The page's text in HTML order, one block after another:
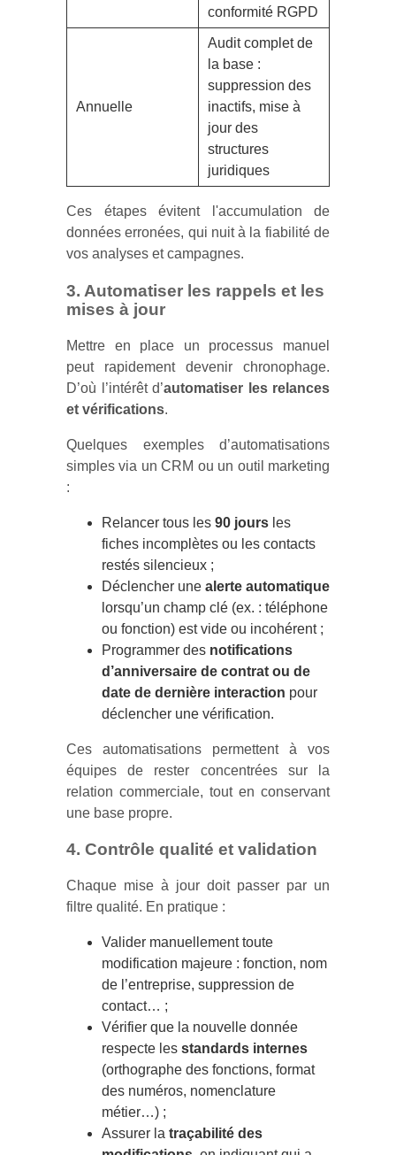
conformité RGPD
Annuelle
Audit complet de
la base :
suppression des
inactifs, mise à
jour des
structures
juridiques
Ces étapes évitent l'accumulation de
données erronées, qui nuit à la fiabilité de
vos analyses et campagnes.
3. Automatiser les rappels et les
mises à jour
Mettre en place un processus manuel
peut rapidement devenir chronophage.
D’où l’intérêt d’automatiser les relances
et vérifications.
Quelques exemples d’automatisations
simples via un CRM ou un outil marketing
:
Relancer tous les 90 jours les
fiches incomplètes ou les contacts
restés silencieux ;
Déclencher une alerte automatique
lorsqu’un champ clé (ex. : téléphone
ou fonction) est vide ou incohérent ;
Programmer des notifications
d’anniversaire de contrat ou de
date de dernière interaction pour
déclencher une vérification.
Ces automatisations permettent à vos
équipes de rester concentrées sur la
relation commerciale, tout en conservant
une base propre.
4. Contrôle qualité et validation
Chaque mise à jour doit passer par un
filtre qualité. En pratique :
Valider manuellement toute
modification majeure : fonction, nom
de l’entreprise, suppression de
contact… ;
Vérifier que la nouvelle donnée
respecte les standards internes
(orthographe des fonctions, format
des numéros, nomenclature
métier…) ;
Assurer la traçabilité des